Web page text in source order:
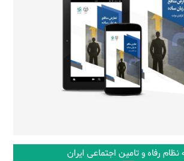
رفاه و تامین اجتماعی ایران